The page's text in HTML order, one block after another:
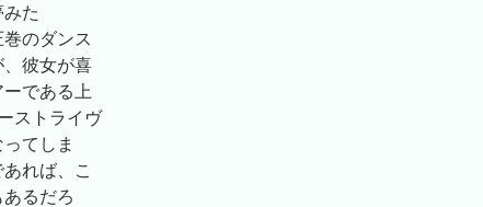
た
のダンス
彼女が喜
である上
ストライヴ
てしま
れば、こ
るだろ